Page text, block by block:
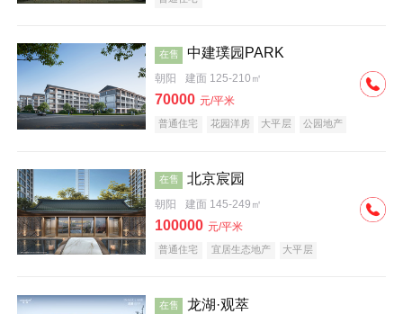
在售 中建璞园PARK
朝阳 建面 125-210㎡
70000 元/平米
普通住宅 花园洋房 大平层
公园地产
在售 北京宸园
朝阳 建面 145-249㎡
100000 元/平米
普通住宅 宜居生态地产 大平层
在售 龙湖·观萃